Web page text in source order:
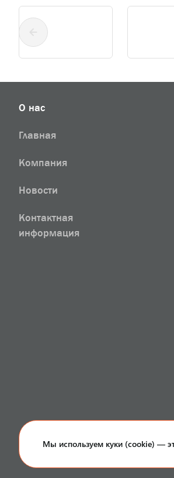
Мы используем куки (cookie) —
О нас
Главная
Компания
Новости
Контактная
информация